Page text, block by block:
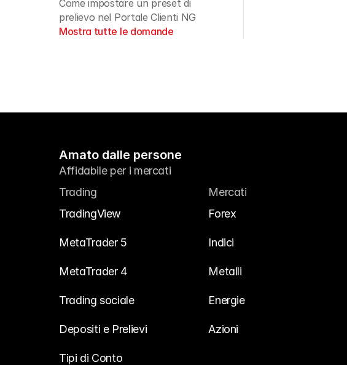
Come impostare un preset di
prelievo nel Portale Clienti NG
Mostra tutte le domande
Amato dalle persone
Affidabile per i mercati
Trading
TradingView
MetaTrader 5
MetaTrader 4
Trading sociale
Depositi e Prelievi
Tipi di Conto
Mercati
Forex
Indici
Metalli
Energie
Azioni